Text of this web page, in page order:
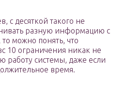
с десяткой такого не
разную информацию с
можно понять, что
10 ограничения никак не
работу системы, даже если
время.